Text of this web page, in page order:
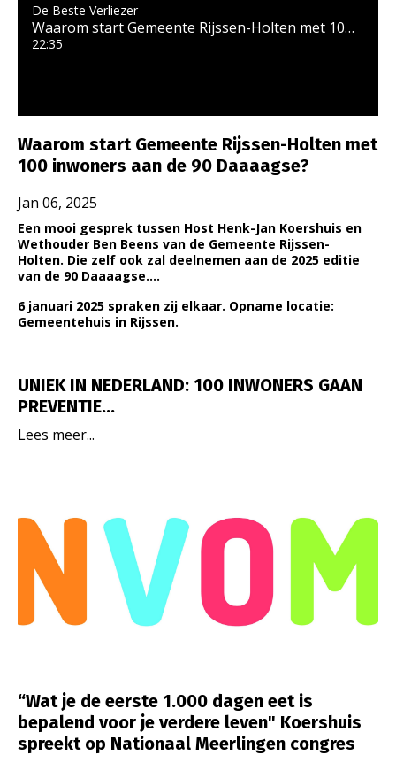
De Beste Verliezer
Waarom start Gemeente Rijssen-Holten met 100 inwoners aan de 90 Daaaagse?
22:35
Waarom start Gemeente Rijssen-Holten met
100 inwoners aan de 90 Daaaagse?
Jan 06, 2025
Een mooi gesprek tussen Host Henk-Jan Koershuis en
Wethouder Ben Beens van de Gemeente Rijssen-
Holten. Die zelf ook zal deelnemen aan de 2025 editie
van de 90 Daaaagse....
6 januari 2025 spraken zij elkaar. Opname locatie:
Gemeentehuis in Rijssen.
UNIEK IN NEDERLAND: 100 INWONERS GAAN
PREVENTIE...
Lees meer...
“Wat je de eerste 1.000 dagen eet is
bepalend voor je verdere leven" Koershuis
spreekt op Nationaal Meerlingen congres